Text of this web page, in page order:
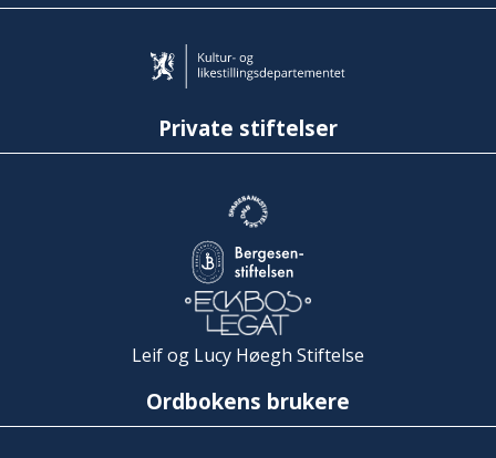
Private stiftelser
Leif og Lucy Høegh Stiftelse
Ordbokens brukere